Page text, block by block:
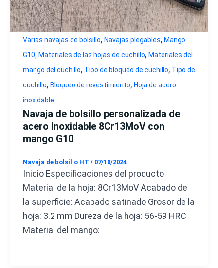
Varias navajas de bolsillo, Navajas plegables, Mango
G10, Materiales de las hojas de cuchillo, Materiales del
mango del cuchillo, Tipo de bloqueo de cuchillo, Tipo de
cuchillo, Bloqueo de revestimiento, Hoja de acero
inoxidable
Navaja de bolsillo personalizada de
acero inoxidable 8Cr13MoV con
mango G10
Navaja de bolsillo HT / 07/10/2024
Inicio Especificaciones del producto
Material de la hoja: 8Cr13MoV Acabado de
la superficie: Acabado satinado Grosor de la
hoja: 3.2 mm Dureza de la hoja: 56-59 HRC
Material del mango: